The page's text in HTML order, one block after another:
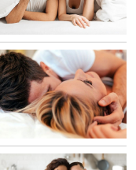
עובדים יחד
יום וגם בתחום
המטרה שלי
אישיות
זה הזמן